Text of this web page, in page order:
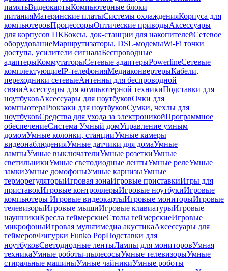
памятьВидеокартыКомпьютерные блоки
питанияМатеринские платыСистемы охлажденияКорпуса для
компьютеровПроцессорыОптические приводыАксессуары
для корпусов ПКБоксы, док-станции для накопителейСетевое
оборудованиеМаршрутизаторы, DSL-модемыWi-Fi точки
доступа, усилители сигналаБеспроводные
адаптерыКоммутаторыСетевые адаптерыPowerlineСетевые
комплектующиеIP-телефонияМедиаконвертерыКабели,
переходники сетевыеАнтенны для беспроводной
связиАксессуары для компьютерной техникиПодставки для
ноутбуковАксессуары для ноутбуковОчки для
компьютераРюкзаки для ноутбуковСумки, чехлы для
ноутбуковСредства для ухода за электроникойПрограммное
обеспечениеСистема Умный домУправление умным
домомУмные колонки, станцииУмные камеры
видеонаблюденияУмные датчики для домаУмные
лампыУмные выключателиУмные розеткиУмные
светильникиУмные светодиодные лентыУмные релеУмные
замкиУмные домофоныУмные карнизыУмные
терморегуляторыИгровая зонаИгровые приставкиИгры для
приставокИгровые контроллерыИгровые ноутбукиИгровые
компьютеры Игровые видеокартыИгровые мониторыИгровые
телевизорыИгровые мышиИгровые клавиатурыИгровые
наушникиКресла геймерскиеСтолы геймерскиеИгровые
микрофоныИгровая мультимедиа акустикаАксессуары для
геймеровФигурки Funko PopПодставки для
ноутбуковСветодиодные лентыЛампы для мониторовУмная
техникаУмные роботы-пылесосыУмные телевизорыУмные
стиральные машиныУмные чайникиУмные роботы